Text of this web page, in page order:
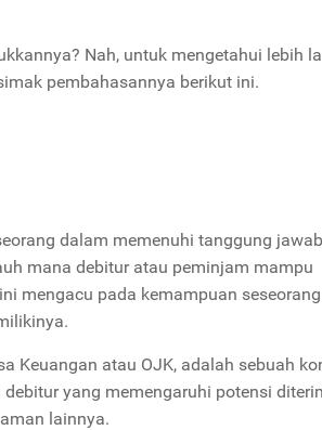
Nah, untuk mengetahui lebih
pembahasannya berikut ini.
dalam memenuhi tanggung
mana debitur atau peminjam mampu
mengacu pada kemampuan
Keuangan atau OJK, adalah sebuah
yang memengaruhi potensi
lainnya.